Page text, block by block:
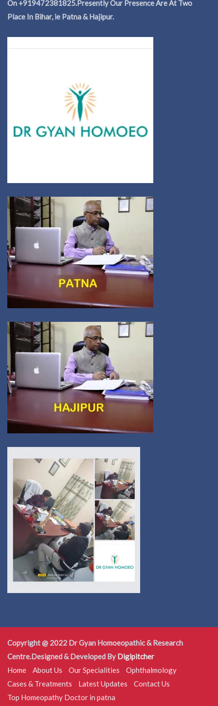
On +919472381825.Presently Our Presence Are At Two
Place In Bihar, ie Patna & Hajipur.
Copyright @ 2022 Dr Gyan Homoeopathic & Research
Centre.Designed & Developed By Digipitcher
Home
About Us Our Specialities
Ophthalmology
Cases & Treatments
Latest Updates
Contact Us
Top Homeopathy Doctor in patna